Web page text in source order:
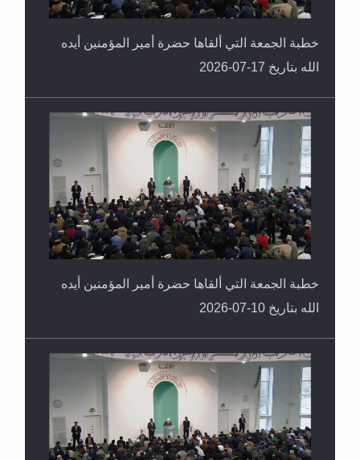
خطبة الجمعة التي ألقاها حضرة أمير المؤمنين أيده
الله بتاريخ 17-07-2026
خطبة الجمعة التي ألقاها حضرة أمير المؤمنين أيده
الله بتاريخ 10-07-2026